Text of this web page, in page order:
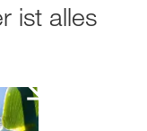
ist alles